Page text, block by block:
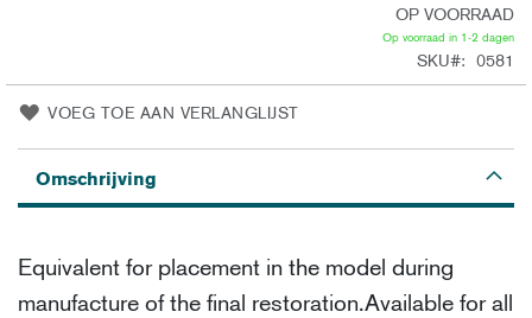
OP VOORRAAD
Op voorraad in 1-2 dagen
SKU 0581
VOEG TOE AAN VERLANGLIJST
Omschrijving
Equivalent for placement in the model during
manufacture of the final restoration.Available for all